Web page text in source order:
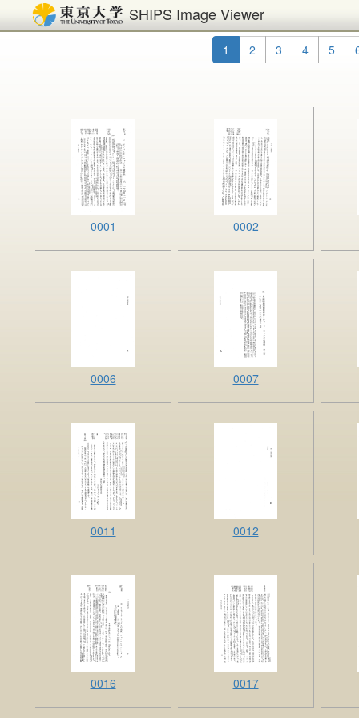
SHIPS Image Viewer
1 2 3 4 5
0001 0002
0006 0007
0011 0012
0016 0017